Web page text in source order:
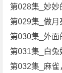
第028集_妙妙
第029集_做月
第030集_外面
第031集_白兔
第032集_麻雀